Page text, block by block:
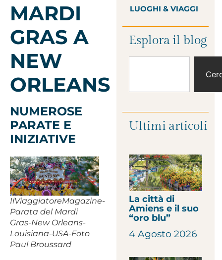
MARDI
GRAS A
NEW
ORLEANS
NUMEROSE
PARATE E
INIZIATIVE
IlViaggiatoreMagazine-
Parata del Mardi
Gras-New Orleans-
Louisiana-USA-Foto
Paul Broussard
LUOGHI & VIAGGI
Esplora il blog
Ultimi articoli
La città di
Amiens e il suo
“oro blu”
4 Agosto 2026